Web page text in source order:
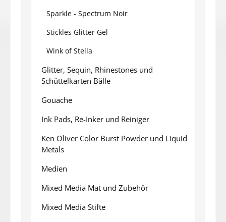
Sparkle - Spectrum Noir
Stickles Glitter Gel
Wink of Stella
Glitter, Sequin, Rhinestones und
Schüttelkarten Bälle
Gouache
Ink Pads, Re-Inker und Reiniger
Ken Oliver Color Burst Powder und Liquid
Metals
Medien
Mixed Media Mat und Zubehör
Mixed Media Stifte